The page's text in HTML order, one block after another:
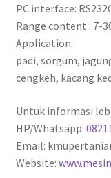
PC interface:
Range content : 7-
Application:
padi, sorgum,
cengkeh, kacang
Untuk informasi
HP/Whatsapp:
Email:
Website: